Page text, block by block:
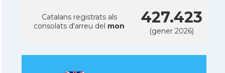
Catalans registrats als
consolats d'arreu del mon 427.423
(gener 2026)